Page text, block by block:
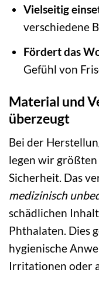
Vielseitig
verschiedene
Fördert das
Gefühl von
Material und
überzeugt
Bei der
legen wir
Sicherheit. Das
medizinisch
schädlichen
Phthalaten. Dies
hygienische
Irritationen oder